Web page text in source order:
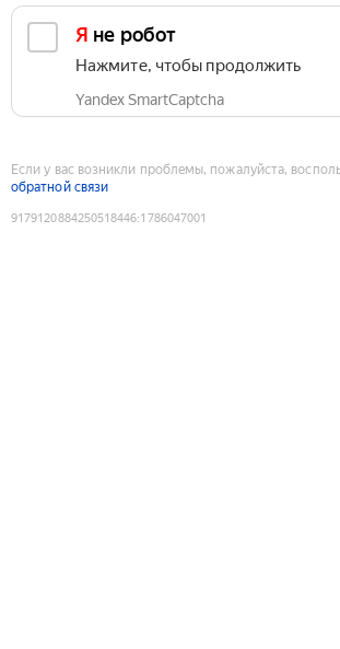
Я не робот
Нажмите, чтобы продолжить
Yandex SmartCaptcha
Если у вас возникли проблемы, пожалуйста,
обратной связи
9179120884250518446:1786047001